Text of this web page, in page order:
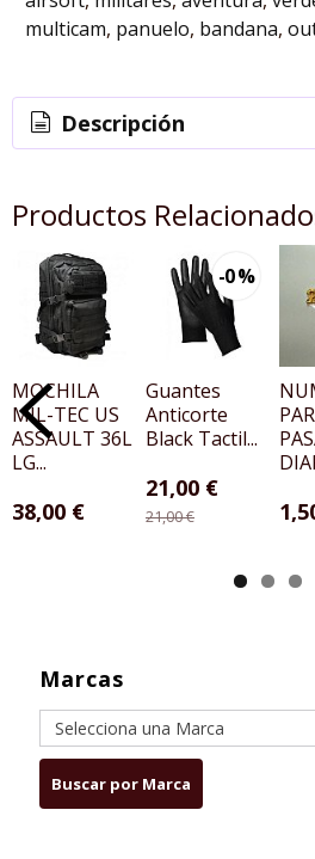
Marcas
multicam panuelo bandana
Descripción
Productos
MOCHILA
MIL-TEC US
ASSAULT 36L
LG...
38,00 €
-0 %
Guantes
Anticorte
Black Tactil...
21,00 €
21,00 €